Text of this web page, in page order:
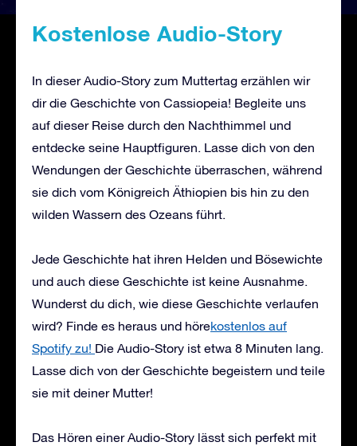
Kostenlose Audio-Story
In dieser Audio-Story zum Muttertag erzählen wir
dir die Geschichte von Cassiopeia! Begleite uns
auf dieser Reise durch den Nachthimmel und
entdecke seine Hauptfiguren. Lasse dich von den
Wendungen der Geschichte überraschen, während
sie dich vom Königreich Äthiopien bis hin zu den
wilden Wassern des Ozeans führt.
Jede Geschichte hat ihren Helden und Bösewichte
und auch diese Geschichte ist keine Ausnahme.
Wunderst du dich, wie diese Geschichte verlaufen
wird? Finde es heraus und hörekostenlos auf
Spotify zu! Die Audio-Story ist etwa 8 Minuten lang.
Lasse dich von der Geschichte begeistern und teile
sie mit deiner Mutter!
Das Hören einer Audio-Story lässt sich perfekt mit